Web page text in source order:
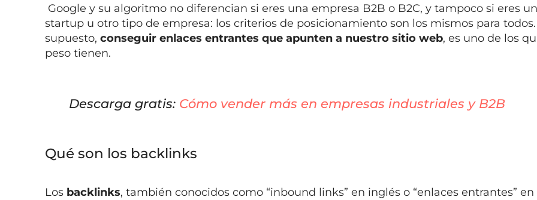
Google y su algoritmo no diferencian si eres una empresa B2B o B2C, y tampoco si eres
startup u otro tipo de empresa: los criterios de posicionamiento son los mismos para todos.
supuesto, conseguir enlaces entrantes que apunten a nuestro sitio web, es uno de los
peso tienen.
Descarga gratis: Cómo vender más en empresas industriales y B2B
Qué son los backlinks
Los backlinks, también conocidos como “inbound links” en inglés o “enlaces entrantes” en